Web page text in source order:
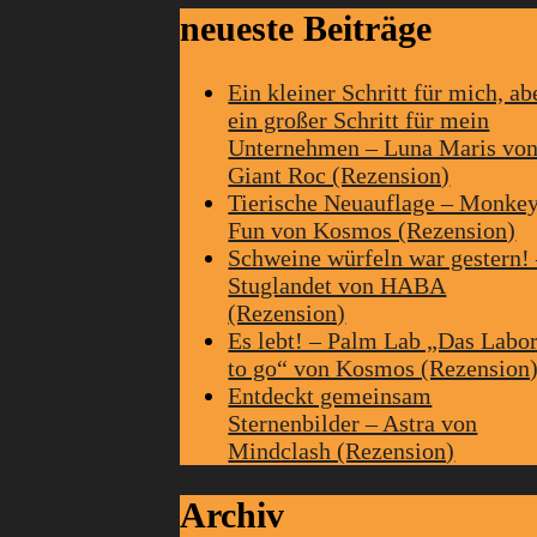
neueste Beiträge
Ein kleiner Schritt für mich,
ein großer Schritt für mein
Unternehmen – Luna Maris von
Giant Roc (Rezension)
Tierische Neuauflage –
Fun von Kosmos (Rezension)
Schweine würfeln war gestern!
Stuglandet von HABA
(Rezension)
Es lebt! – Palm Lab „Das Labor
to go“ von Kosmos (Rezension)
Entdeckt gemeinsam
Sternenbilder – Astra von
Mindclash (Rezension)
Archiv